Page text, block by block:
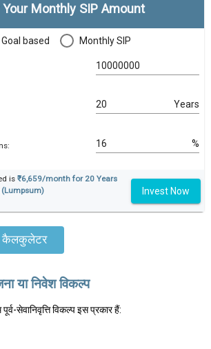
Your Monthly SIP Amount
Goal based Monthly SIP
Years
%
is ₹6,659/month for 20 Years
Invest Now
कैलकुलेटर
या निवेश विकल्प
सेवानिवृत्ति विकल्प इस प्रकार हैं: